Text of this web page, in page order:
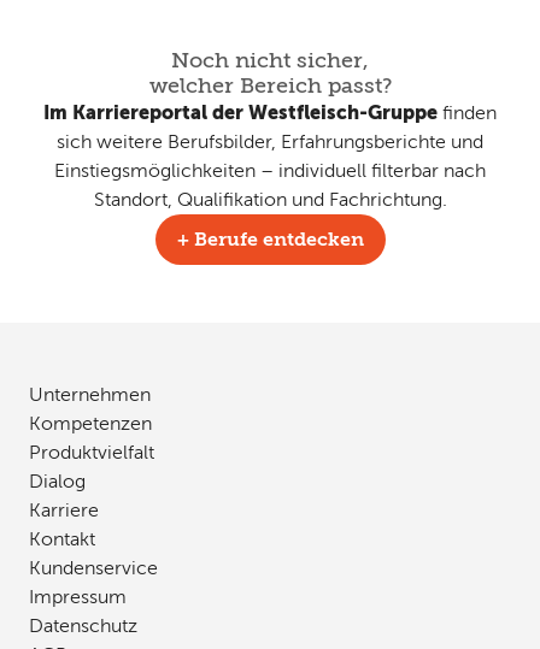
Noch nicht sicher,
welcher Bereich passt?
Im Karriereportal der Westfleisch-Gruppe finden
sich weitere Berufsbilder, Erfahrungsberichte und
Einstiegsmöglichkeiten – individuell filterbar nach
Standort, Qualifikation und Fachrichtung.
+ Berufe entdecken
Unternehmen
Kompetenzen
Produktvielfalt
Dialog
Karriere
Kontakt
Kundenservice
Impressum
Datenschutz